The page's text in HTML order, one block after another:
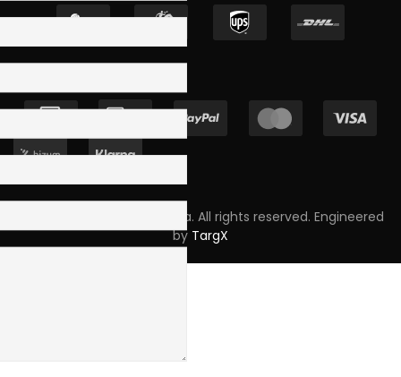
Copyright © 2023 Skpro, Lda. All rights reserved. Engineered
by TargX